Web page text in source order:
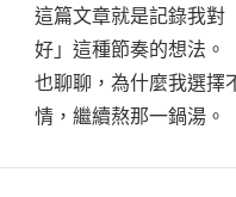
這篇文章就是記錄我對
好」這種節奏的想法。
也聊聊，為什麼我選擇
情，繼續熬那一鍋湯。